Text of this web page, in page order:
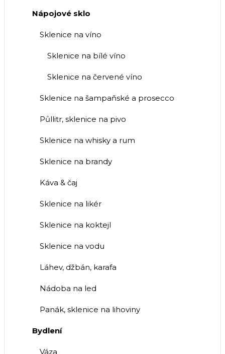
Nápojové sklo
Sklenice na víno
Sklenice na bílé víno
Sklenice na červené víno
Sklenice na šampaňské a prosecco
Půllitr, sklenice na pivo
Sklenice na whisky a rum
Sklenice na brandy
Káva & čaj
Sklenice na likér
Sklenice na koktejl
Sklenice na vodu
Láhev, džbán, karafa
Nádoba na led
Panák, sklenice na lihoviny
Bydlení
Váza